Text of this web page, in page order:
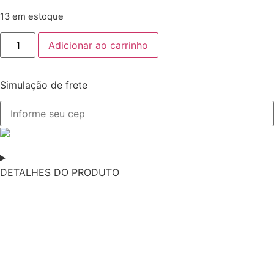
13 em estoque
Adicionar ao carrinho
Simulação de frete
DETALHES DO PRODUTO